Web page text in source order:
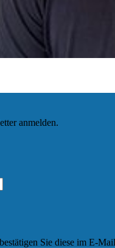
anmelden.
Sie diese im E-